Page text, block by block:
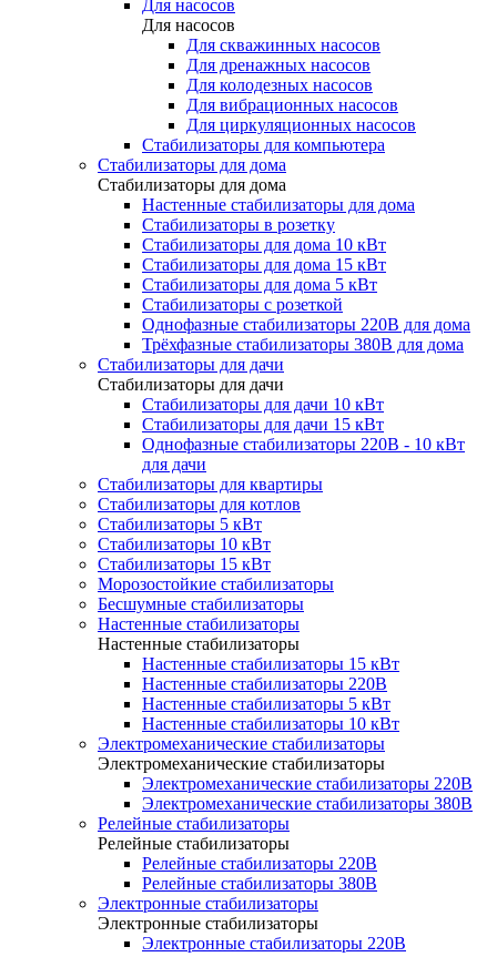
Для насосов
Для насосов
Для скважинных насосов
Для дренажных насосов
Для колодезных насосов
Для вибрационных насосов
Для циркуляционных насосов
Стабилизаторы для компьютера
Стабилизаторы для дома
Стабилизаторы для дома
Настенные стабилизаторы для дома
Стабилизаторы в розетку
Стабилизаторы для дома 10 кВт
Стабилизаторы для дома 15 кВт
Стабилизаторы для дома 5 кВт
Стабилизаторы с розеткой
Однофазные стабилизаторы 220В для дома
Трёхфазные стабилизаторы 380В для дома
Стабилизаторы для дачи
Стабилизаторы для дачи
Стабилизаторы для дачи 10 кВт
Стабилизаторы для дачи 15 кВт
Однофазные стабилизаторы 220В - 10 кВт
для дачи
Стабилизаторы для квартиры
Стабилизаторы для котлов
Стабилизаторы 5 кВт
Стабилизаторы 10 кВт
Стабилизаторы 15 кВт
Морозостойкие стабилизаторы
Бесшумные стабилизаторы
Настенные стабилизаторы
Настенные стабилизаторы
Настенные стабилизаторы 15 кВт
Настенные стабилизаторы 220В
Настенные стабилизаторы 5 кВт
Настенные стабилизаторы 10 кВт
Электромеханические стабилизаторы
Электромеханические стабилизаторы
Электромеханические стабилизаторы 220В
Электромеханические стабилизаторы 380В
Релейные стабилизаторы
Релейные стабилизаторы
Релейные стабилизаторы 220В
Релейные стабилизаторы 380В
Электронные стабилизаторы
Электронные стабилизаторы
Электронные стабилизаторы 220В